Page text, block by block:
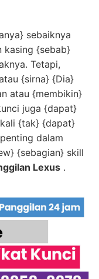
sebaiknya
kasing {sebab}
Tetapi,
{sirna} {Dia}
atau {membikin}
juga {dapat}
{tak} {dapat}
dalam
{sebagian} skill
Lexus .